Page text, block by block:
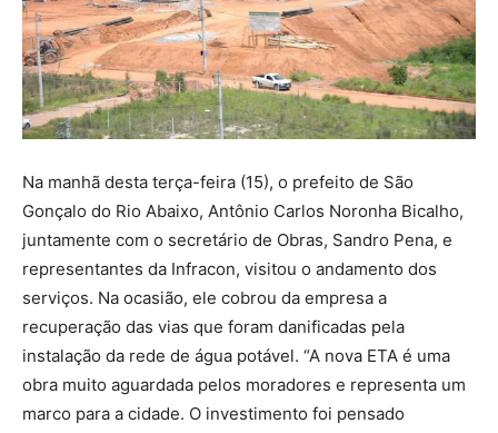
Na manhã desta terça-feira (15), o prefeito de São
Gonçalo do Rio Abaixo, Antônio Carlos Noronha Bicalho,
juntamente com o secretário de Obras, Sandro Pena, e
representantes da Infracon, visitou o andamento dos
serviços. Na ocasião, ele cobrou da empresa a
recuperação das vias que foram danificadas pela
instalação da rede de água potável. “A nova ETA é uma
obra muito aguardada pelos moradores e representa um
marco para a cidade. O investimento foi pensado